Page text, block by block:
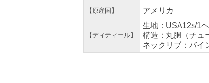
【原産国】 アメリカ
【ディティール】
生地：USA12s/1
構造：丸胴（チュ
ネックリブ：バイ